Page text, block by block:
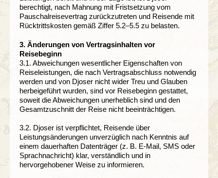
berechtigt, nach Mahnung mit Fristsetzung vom
Pauschalreisevertrag zurückzutreten und Reisende mit
Rücktrittskosten gemäß Ziffer 5.2–5.5 zu belasten.
3. Änderungen von Vertragsinhalten vor
Reisebeginn
3.1. Abweichungen wesentlicher Eigenschaften von
Reiseleistungen, die nach Vertragsabschluss notwendig
werden und von Djoser nicht wider Treu und Glauben
herbeigeführt wurden, sind vor Reisebeginn gestattet,
soweit die Abweichungen unerheblich sind und den
Gesamtzuschnitt der Reise nicht beeinträchtigen.
3.2. Djoser ist verpflichtet, Reisende über
Leistungsänderungen unverzüglich nach Kenntnis auf
einem dauerhaften Datenträger (z. B. E-Mail, SMS oder
Sprachnachricht) klar, verständlich und in
hervorgehobener Weise zu informieren.